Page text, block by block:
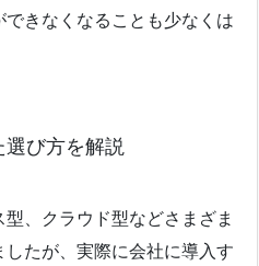
きなくなることも少なくは
び方を解説
、クラウド型などさまざま
たが、実際に会社に導入す